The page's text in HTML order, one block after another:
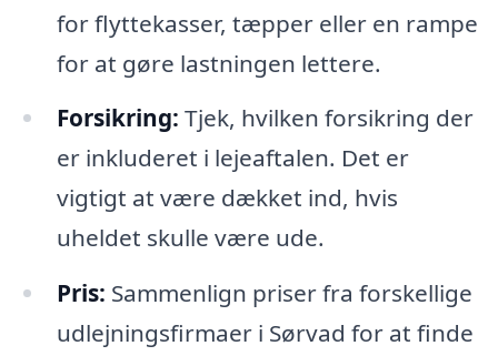
for flyttekasser, tæpper eller en rampe
for at gøre lastningen lettere.
Forsikring: Tjek, hvilken forsikring der
er inkluderet i lejeaftalen. Det er
vigtigt at være dækket ind, hvis
uheldet skulle være ude.
Pris: Sammenlign priser fra forskellige
udlejningsfirmaer i Sørvad for at finde